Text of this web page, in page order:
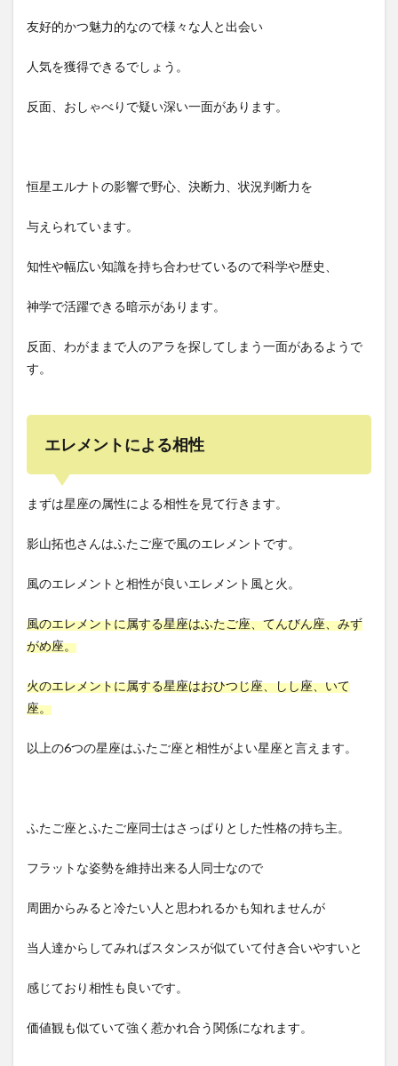
友好的かつ魅力的なので様々な人と出会い
人気を獲得できるでしょう。
反面、おしゃべりで疑い深い一面があります。
恒星エルナトの影響で野心、決断力、状況判断力を
与えられています。
知性や幅広い知識を持ち合わせているので科学や歴史、
神学で活躍できる暗示があります。
反面、わがままで人のアラを探してしまう一面があるようで
す。
エレメントによる相性
まずは星座の属性による相性を見て行きます。
影山拓也さんはふたご座で風のエレメントです。
風のエレメントと相性が良いエレメント風と火。
風のエレメントに属する星座はふたご座、てんびん座、みず
がめ座。
火のエレメントに属する星座はおひつじ座、しし座、いて
座。
以上の6つの星座はふたご座と相性がよい星座と言えます。
ふたご座とふたご座同士はさっぱりとした性格の持ち主。
フラットな姿勢を維持出来る人同士なので
周囲からみると冷たい人と思われるかも知れませんが
当人達からしてみればスタンスが似ていて付き合いやすいと
感じており相性も良いです。
価値観も似ていて強く惹かれ合う関係になれます。